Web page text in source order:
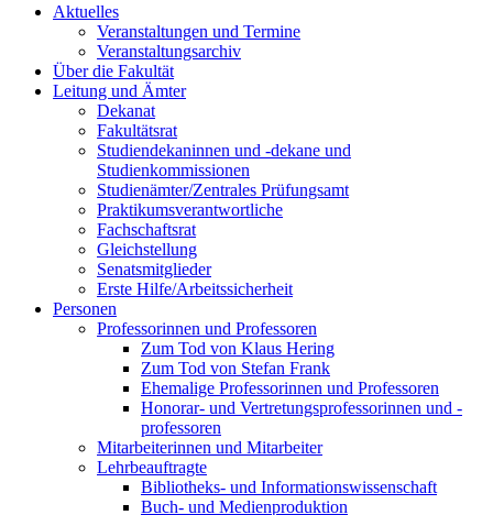
Aktuelles
Veranstaltungen und Termine
Veranstaltungsarchiv
Über die Fakultät
Leitung und Ämter
Dekanat
Fakultätsrat
Studiendekaninnen und -dekane und
Studienkommissionen
Studienämter/Zentrales Prüfungsamt
Praktikumsverantwortliche
Fachschaftsrat
Gleichstellung
Senatsmitglieder
Erste Hilfe/Arbeitssicherheit
Personen
Professorinnen und Professoren
Zum Tod von Klaus Hering
Zum Tod von Stefan Frank
Ehemalige Professorinnen und Professoren
Honorar- und Vertretungsprofessorinnen und -
professoren
Mitarbeiterinnen und Mitarbeiter
Lehrbeauftragte
Bibliotheks- und Informationswissenschaft
Buch- und Medienproduktion